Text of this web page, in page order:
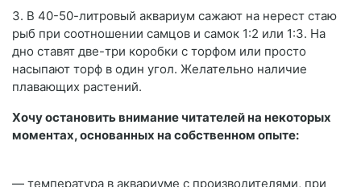
3. В 40-50-литровый аквариум сажают на нерест стаю
рыб при соотношении самцов и самок 1:2 или 1:3. На
дно ставят две-три коробки с торфом или просто
насыпают торф в один угол. Желательно наличие
плавающих растений.
Хочу остановить внимание читателей на некоторых
моментах, основанных на собственном опыте:
— температура в аквариуме с производителями, при